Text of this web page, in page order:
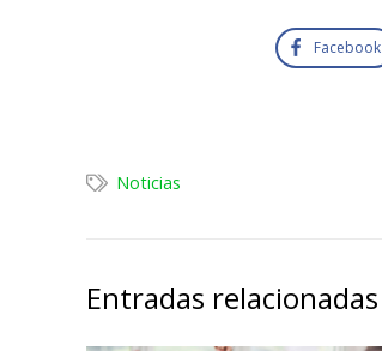
Facebook
Noticias
Entradas relacionadas